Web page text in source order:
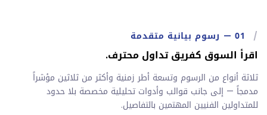
/
01
— رسوم بيانية متقدمة
اقرأ السوق كفريق تداول محترف.
ثلاثة أنواع من الرسوم وتسعة أطر زمنية وأكثر من ثلاثين مؤشراً
مدمجاً — إلى جانب قوالب وأدوات تحليلية مخصصة بلا حدود
للمتداولين الفنيين المهتمين بالتفاصيل.